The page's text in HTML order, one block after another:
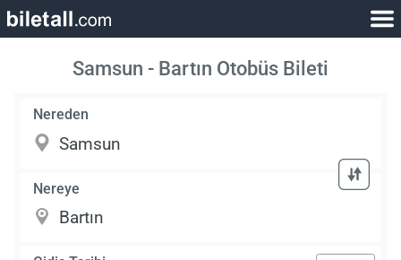
Samsun - Bartın Otobüs Bileti
Nereden
Nereye